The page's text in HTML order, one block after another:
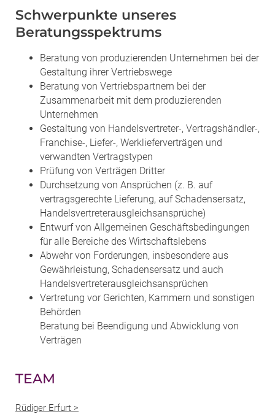
Schwerpunkte unseres
Beratungsspektrums
Beratung von produzierenden Unternehmen bei der
Gestaltung ihrer Vertriebswege
Beratung von Vertriebspartnern bei der
Zusammenarbeit mit dem produzierenden
Unternehmen
Gestaltung von Handelsvertreter-, Vertragshändler-,
Franchise-, Liefer-, Werklieferverträgen und
verwandten Vertragstypen
Prüfung von Verträgen Dritter
Durchsetzung von Ansprüchen (z. B. auf
vertragsgerechte Lieferung, auf Schadensersatz,
Handelsvertreterausgleichsansprüche)
Entwurf von Allgemeinen Geschäftsbedingungen
für alle Bereiche des Wirtschaftslebens
Abwehr von Forderungen, insbesondere aus
Gewährleistung, Schadensersatz und auch
Handelsvertreterausgleichsansprüchen
Vertretung vor Gerichten, Kammern und sonstigen
Behörden
Beratung bei Beendigung und Abwicklung von
Verträgen
TEAM
Rüdiger Erfurt >